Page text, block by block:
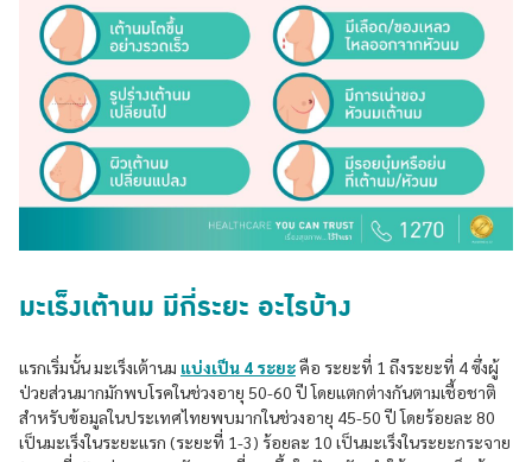
มะเร็งเต้านม มีกี่ระยะ อะไรบ้าง
แรกเริ่มนั้น มะเร็งเต้านม แบ่งเป็น 4 ระยะคือ ระยะที่ 1 ถึงระยะที่ 4 ซึ่งผู้
ป่วยส่วนมากมักพบโรคในช่วงอายุ 50-60 ปี โดยแตกต่างกันตามเชื้อชาติ
สำหรับข้อมูลในประเทศไทยพบมากในช่วงอายุ 45-50 ปี โดยร้อยละ 80
เป็นมะเร็งในระยะแรก (ระยะที่ 1-3) ร้อยละ 10 เป็นมะเร็งในระยะกระจาย